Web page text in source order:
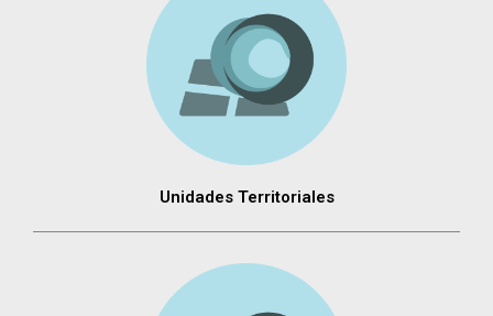
Unidades Territoriales